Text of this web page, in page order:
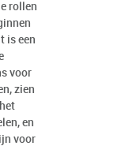
rollen
is een
voor
zien
en
voor